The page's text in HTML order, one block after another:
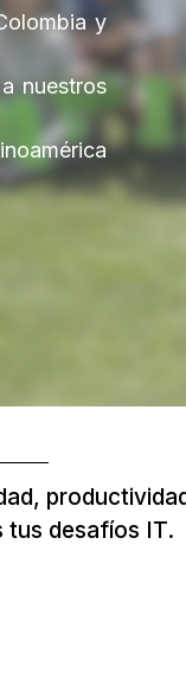
y
nuestros
tus desafíos IT.